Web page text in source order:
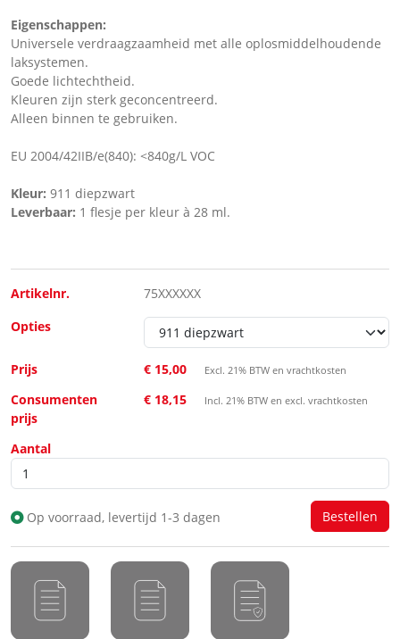
Eigenschappen:
Universele verdraagzaamheid met alle oplosmiddelhoudende
laksystemen.
Goede lichtechtheid.
Kleuren zijn sterk geconcentreerd.
Alleen binnen te gebruiken.
EU 2004/42IIB/e(840): <840g/L VOC
Kleur: 911 diepzwart
Leverbaar: 1 flesje per kleur à 28 ml.
Artikelnr.
75XXXXXX
Opties
Prijs € 15,00 Excl. 21% BTW en vrachtkosten
Consumenten
prijs
€ 18,15 Incl. 21% BTW en excl. vrachtkosten
Aantal
Op voorraad, levertijd 1-3 dagen